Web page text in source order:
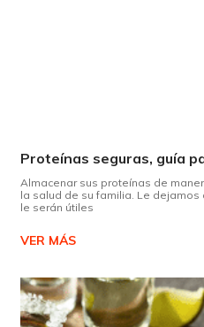
Almacenar sus proteínas de
la salud de su familia. Le
le serán útiles
VER MÁS